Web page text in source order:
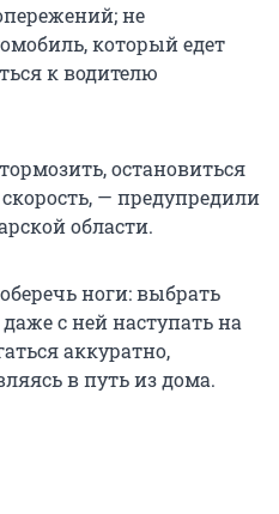
не
который едет
к водителю
остановиться
— предупредили
области.
ноги: выбрать
с ней наступать на
аккуратно,
в путь из дома.